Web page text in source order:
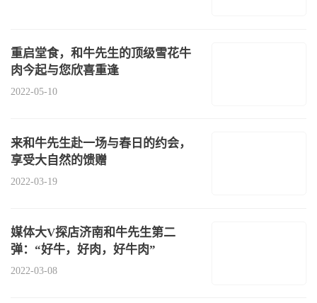
重启堂食，和牛先生的顶级雪花牛
肉今起与您欣喜重逢
2022-05-10
来和牛先生赴一场与春日的约会，
享受大自然的馈赠
2022-03-19
媒体大V探店济南和牛先生第二
弹：“好牛，好肉，好牛肉”
2022-03-08